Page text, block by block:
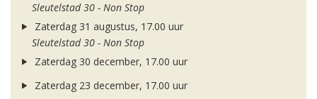
Sleutelstad 30 - Non Stop
Zaterdag 31 augustus, 17.00 uur
Sleutelstad 30 - Non Stop
Zaterdag 30 december, 17.00 uur
Zaterdag 23 december, 17.00 uur